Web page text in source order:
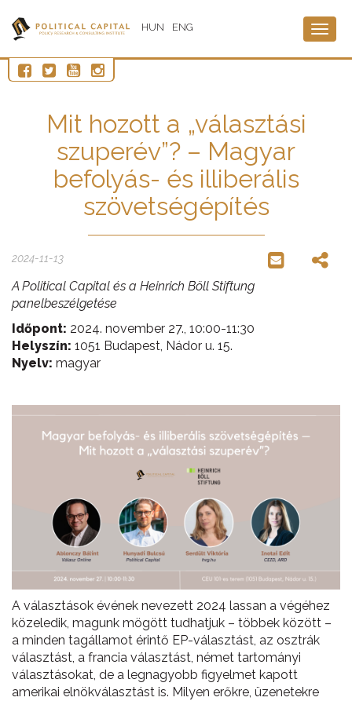
HUN ENG
Mit hozott a „választási
szuperév”? – Magyar
befolyás- és illiberális
szövetségépítés
2024-11-13
A Political Capital és a Heinrich Böll Stiftung
panelbeszélgetése
Időpont: 2024. november 27., 10:00-11:30
Helyszín: 1051 Budapest, Nádor u. 15.
Nyelv: magyar
A választások évének nevezett 2024 lassan a végéhez
közeledik, magunk mögött tudhatjuk – többek között –
a minden tagállamot érintő EP-választást, az osztrák
választást, a francia választást, német tartományi
választásokat, de a legnagyobb figyelmet kapott
amerikai elnökválasztást is. Milyen erőkre, üzenetekre